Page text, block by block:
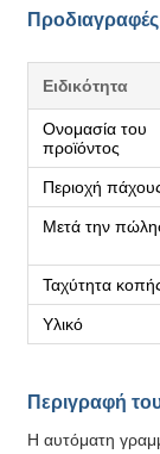
Ειδικότητα
Ονομασία του
προϊόντος
Περιοχή
Μετά την
Ταχύτητα
Υλικό
Περιγραφή
Η αυτόματη